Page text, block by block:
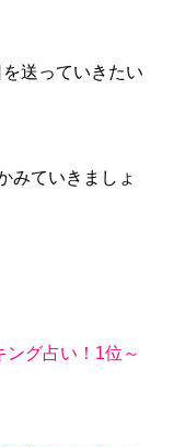
送っていきたい
みていきましょ
グ占い！1位～